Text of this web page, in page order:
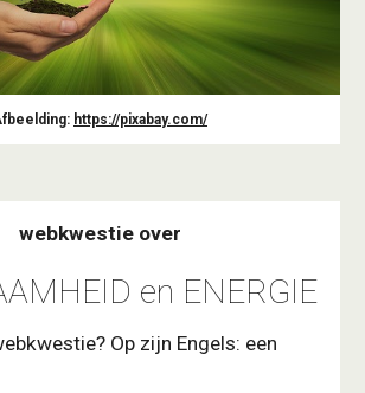
https://pixabay.com/
webkwestie over
en ENERGIE
Op zijn Engels: een